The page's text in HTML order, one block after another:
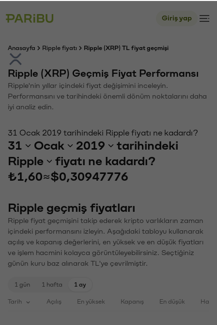
Giriş yap
Anasayfa Ripple fiyatı Ripple (XRP) TL fiyat geçmişi
Ripple (XRP) Geçmiş Fiyat Performansı
Ripple'nin yıllar içindeki fiyat değişimini inceleyin.
Performansını ve tarihindeki önemli dönüm noktalarını daha
iyi analiz edin.
31 Ocak 2019 tarihindeki Ripple fiyatı ne kadardı?
31 Ocak 2019
tarihindeki
Ripple
fiyatı ne kadardı?
₺1,60≈$0,30947776
Ripple geçmiş fiyatları
Ripple fiyat geçmişini takip ederek kripto varlıkların zaman
içindeki performansını izleyin. Aşağıdaki tabloyu kullanarak
açılış ve kapanış değerlerini, en yüksek ve en düşük fiyatları
ve işlem hacmini kolayca görüntüleyebilirsiniz. Seçtiğiniz
günün kuru baz alınarak TL'ye çevrilmiştir.
1 gün 1 hafta 1 ay
Tarih Açılış En yüksek Kapanış En düşük